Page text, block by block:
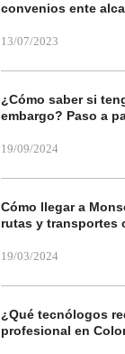
convenios ente
13/07/2023
¿Cómo saber si
embargo? Paso a
19/09/2024
Cómo llegar a
rutas y transportes
19/03/2024
¿Qué tecnólogos
profesional en